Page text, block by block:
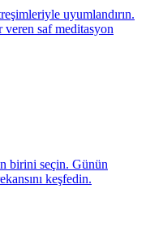
uyumlandırın.
veren saf meditasyon
birini seçin. Günün
keşfedin.